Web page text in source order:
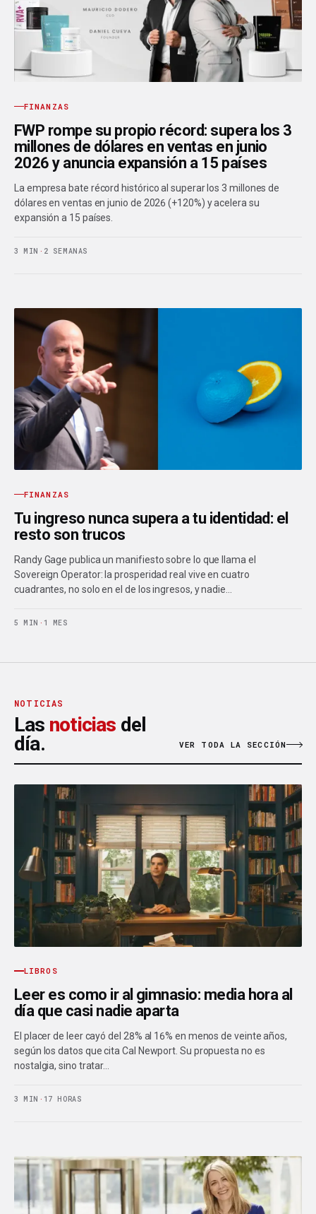
FINANZAS
FWP rompe su propio récord: supera los 3
millones de dólares en ventas en junio
2026 y anuncia expansión a 15 países
La empresa bate récord histórico al superar los 3 millones de
dólares en ventas en junio de 2026 (+120%) y acelera su
expansión a 15 países.
3 MIN · 2 SEMANAS
FINANZAS
Tu ingreso nunca supera a tu identidad: el
resto son trucos
Randy Gage publica un manifiesto sobre lo que llama el
Sovereign Operator: la prosperidad real vive en cuatro
cuadrantes, no solo en el de los ingresos, y nadie…
5 MIN · 1 MES
NOTICIAS
Las noticias del
día.
VER TODA LA SECCIÓN
LIBROS
Leer es como ir al gimnasio: media hora al
día que casi nadie aparta
El placer de leer cayó del 28% al 16% en menos de veinte años,
según los datos que cita Cal Newport. Su propuesta no es
nostalgia, sino tratar…
3 MIN · 17 HORAS